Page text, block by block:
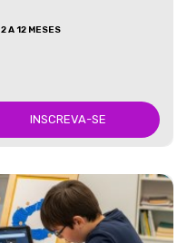
2 A 12 MESES
INSCREVA-SE